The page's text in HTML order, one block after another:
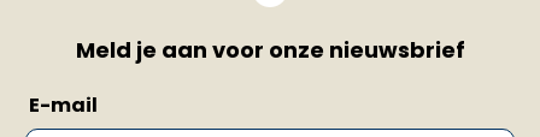
Meld je aan voor onze nieuwsbrief
E-mail